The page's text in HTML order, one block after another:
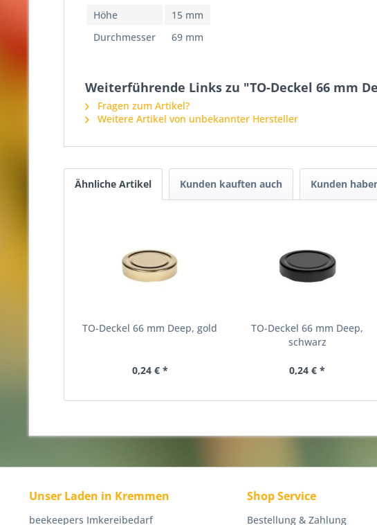
Höhe
15 mm
Durchmesser
69 mm
Weiterführende Links zu "TO-Deckel 66 mm
Fragen zum Artikel?
Weitere Artikel von unbekannter Hersteller
Ähnliche Artikel Kunden kauften auch Kunden
TO-Deckel 66 mm Deep, gold
0,24 € *
TO-Deckel 66 mm Deep,
schwarz
0,24 € *
Unser Laden in Kremmen
beekeepers Imkereibedarf
Shop Service
Bestellung & Zahlung